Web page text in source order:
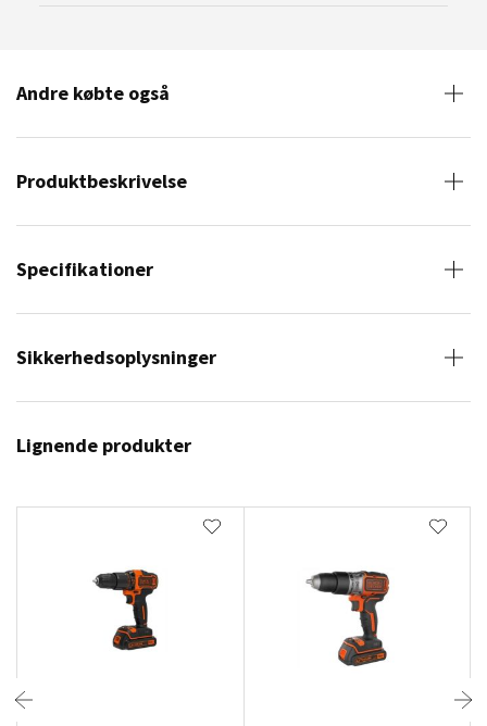
Andre købte også
Produktbeskrivelse
Specifikationer
Sikkerhedsoplysninger
Lignende produkter